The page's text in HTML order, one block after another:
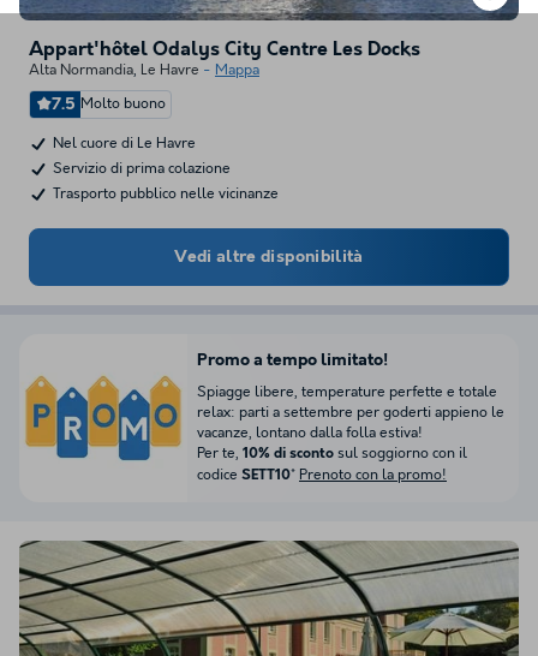
Appart'hôtel Odalys City Centre Les Docks
Alta Normandia, Le Havre Mappa
7.5 Molto buono
Nel cuore di Le Havre
Servizio di prima colazione
Trasporto pubblico nelle vicinanze
Vedi altre disponibilità
Promo a tempo limitato!
Spiagge libere, temperature perfette e totale
relax: parti a settembre per goderti appieno le
vacanze, lontano dalla folla estiva!
Per te, 10% di sconto sul soggiorno con il
codice SETT10* Prenoto con la promo!